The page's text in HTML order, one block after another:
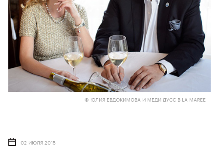
© ЮЛИЯ ЕВДОКИМОВА И МЕДИ ДУСС В LA MAREE
02 ИЮЛЯ 2015